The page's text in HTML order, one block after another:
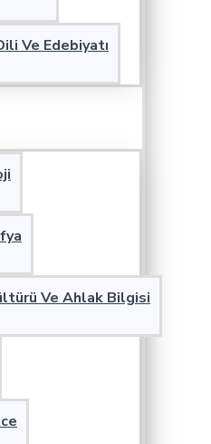
Ve Edebiyatı
Ve Ahlak Bilgisi